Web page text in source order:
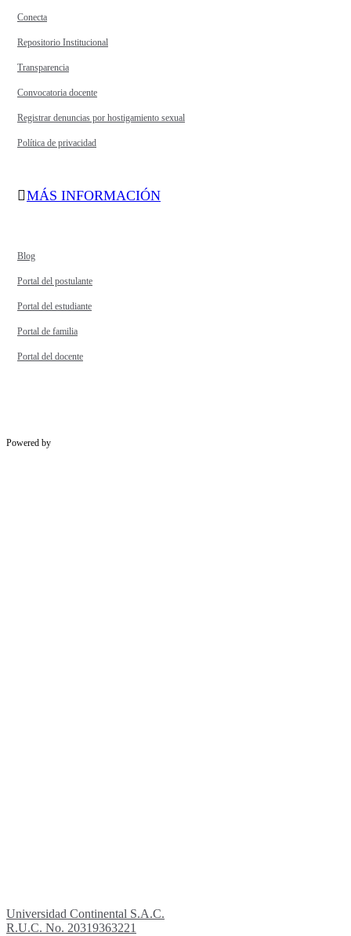
Conecta
Repositorio Institucional
Transparencia
Convocatoria docente
Registrar denuncias por hostigamiento sexual
Política de privacidad
MÁS INFORMACIÓN
Blog
Portal del postulante
Portal del estudiante
Portal de familia
Portal del docente
Powered by
Universidad Continental S.A.C.
R.U.C. No. 20319363221